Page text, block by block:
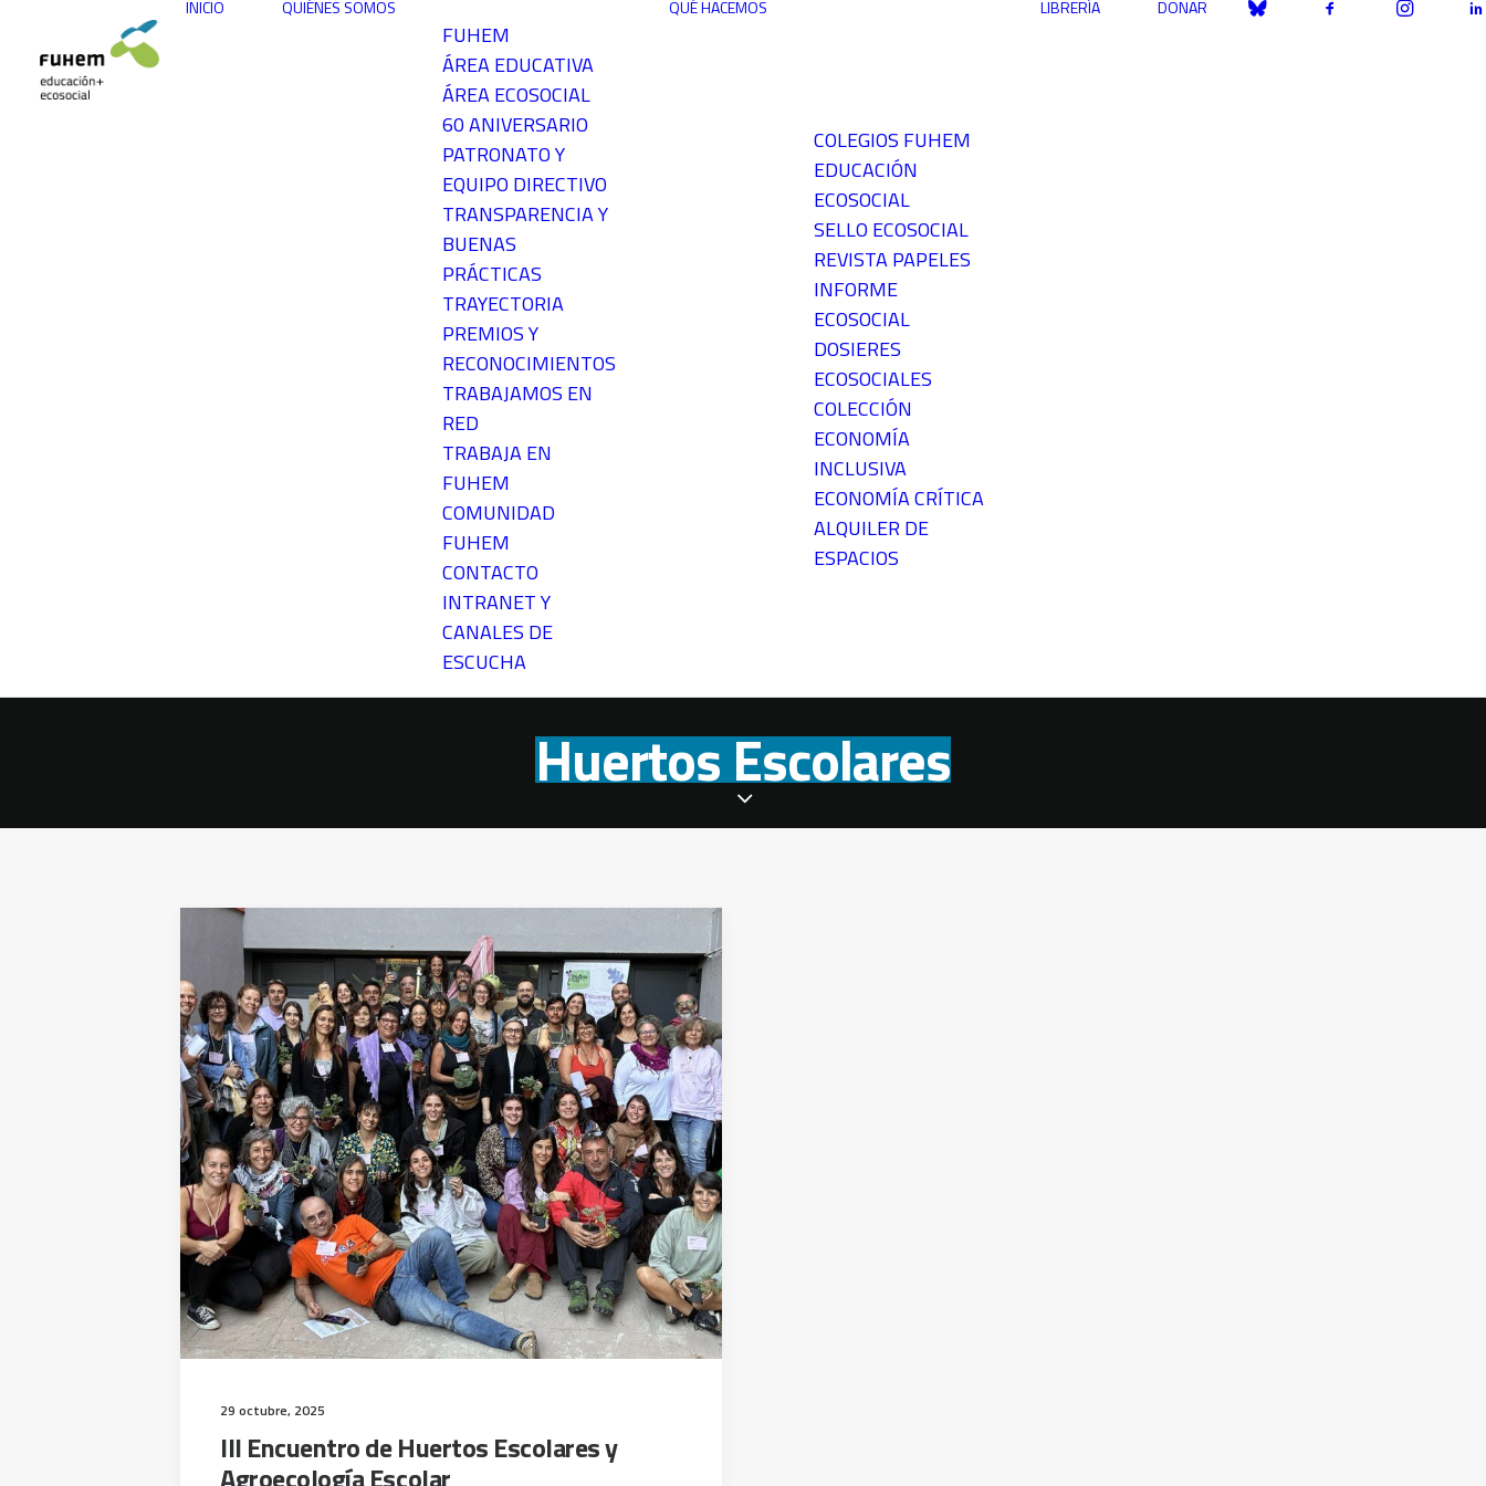
INICIO QUIÉNES SOMOS
FUHEM
ÁREA EDUCATIVA
ÁREA ECOSOCIAL
60 ANIVERSARIO
PATRONATO Y
EQUIPO DIRECTIVO
TRANSPARENCIA Y
BUENAS
PRÁCTICAS
TRAYECTORIA
PREMIOS Y
RECONOCIMIENTOS
TRABAJAMOS EN
RED
TRABAJA EN
FUHEM
COMUNIDAD
FUHEM
CONTACTO
INTRANET Y
CANALES DE
ESCUCHA
QUÉ HACEMOS
COLEGIOS FUHEM
EDUCACIÓN
ECOSOCIAL
SELLO ECOSOCIAL
REVISTA PAPELES
INFORME
ECOSOCIAL
DOSIERES
ECOSOCIALES
COLECCIÓN
ECONOMÍA
INCLUSIVA
ECONOMÍA CRÍTICA
ALQUILER DE
ESPACIOS
LIBRERÍA DONAR
Huertos Escolares
29 octubre, 2025
III Encuentro de Huertos Escolares y